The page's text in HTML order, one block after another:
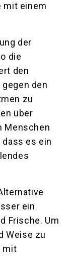
mit einem
der
die
den
den
zu
über
Menschen
es ein
ein
Frische. Um
Weise zu
mit